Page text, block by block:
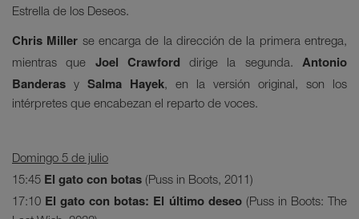
Estrella de los Deseos.
Chris Miller se encarga de la dirección de la primera entrega,
mientras que Joel Crawforddirige la segunda.Antonio
Banderas
y Salma Hayek, en la versión original, son los
intérpretes que encabezan el reparto de voces.
Domingo 5 de julio
15:45 El gato con botas (Puss in Boots, 2011)
17:10 El gato con botas: El último deseo(Puss in Boots: The